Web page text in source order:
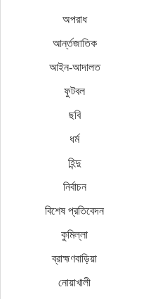
অপরাধ
আর্ন্তজাতিক
আইন-আদালত
ফুটবল
ছবি
ধর্ম
হিন্দু
নির্বাচন
বিশেষ প্রতিবেদন
কুমিল্লা
ব্রাহ্মণবাড়িয়া
নোয়াখালী